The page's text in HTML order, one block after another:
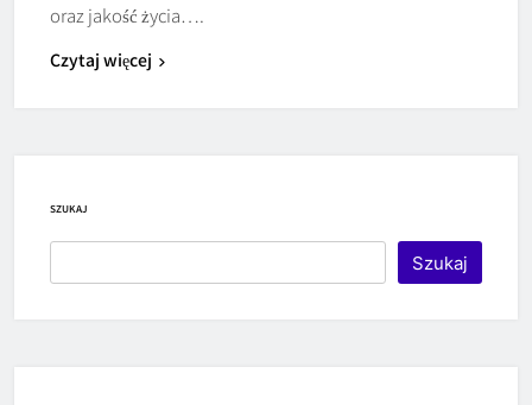
oraz jakość życia….
Czytaj więcej
SZUKAJ
Szukaj